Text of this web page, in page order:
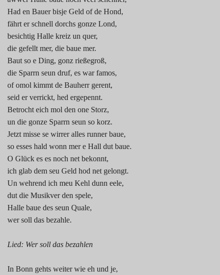
Had en Bauer bisje Geld of de Hond,
fährt er schnell dorchs gonze Lond,
besichtig Halle kreiz un quer,
die gefellt mer, die baue mer.
Baut so e Ding, gonz rießegroß,
die Sparrn seun druf, es war famos,
of omol kimmt de Bauherr gerent,
seid er verrickt, hed ergepennt.
Betrocht eich mol den one Storz,
un die gonze Sparrn seun so korz.
Jetzt misse se wirrer alles runner baue,
so esses hald wonn mer e Hall dut baue.
O Glück es es noch net bekonnt,
ich glab dem seu Geld hod net gelongt.
Un wehrend ich meu Kehl dunn eele,
dut die Musikver den spele,
Halle baue des seun Quale,
wer soll das bezahle.
Lied: Wer soll das bezahlen
In Bonn gehts weiter wie eh und je,